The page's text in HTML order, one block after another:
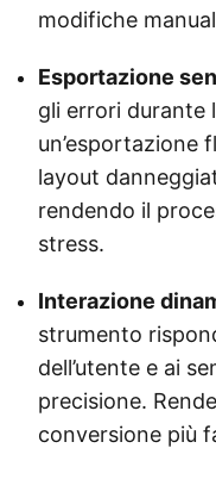
modifiche
Esportazione
gli errori durante
un’esportazione
layout
rendendo il
stress.
Interazione
strumento
dell’utente e ai
precisione.
conversione più